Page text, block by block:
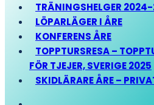
TRÄNINGSHELGER
LÖPARLÄGER I ÅRE
KONFERENS ÅRE
TOPPTURSRESA –
FÖR TJEJER, SVERIGE 2025
SKIDLÄRARE ÅRE –